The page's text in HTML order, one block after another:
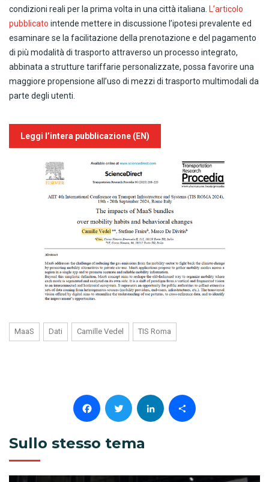
condizioni reali per la prima volta in una città italiana. L’articolo
pubblicato intende mettere in discussione l’ipotesi prevalente ed
esaminare se la facilitazione della prenotazione e del pagamento
di più modalità di trasporto attraverso un processo integrato,
abbinata a strutture tariffarie personalizzate, possa favorire una
maggiore propensione all’uso di mezzi di trasporto multimodali da
parte degli utenti.
Leggi l’intera pubblicazione (EN)
MaaS Dati Camille Vedel TIS Roma
Facebook
Twitter
LinkedIn
Condividi
Sullo stesso tema